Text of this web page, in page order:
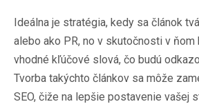
Ideálna je stratégia, kedy sa článok
alebo ako PR, no v skutočnosti v ňom
vhodné kľúčové slová, čo budú
Tvorba takýchto článkov sa môže
SEO, čiže na lepšie postavenie vašej